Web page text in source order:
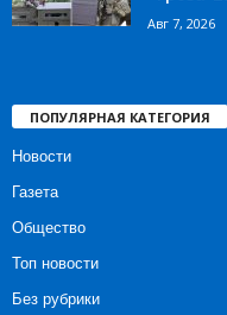
Авг 7, 2026
ПОПУЛЯРНАЯ КАТЕГОРИЯ
Новости
Газета
Общество
Топ новости
Без рубрики